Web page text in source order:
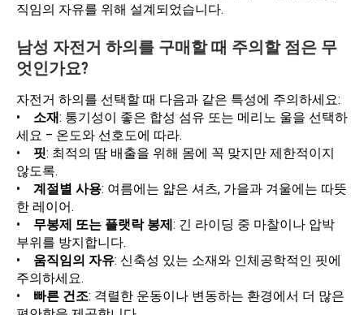
직임의 자유를 위해 설계되었습니다.
남성 자전거 하의를 구매할 때 주의할 점은 무
엇인가요?
자전거 하의를 선택할 때 다음과 같은 특성에 주의하세요:
• 소재: 통기성이 좋은 합성 섬유 또는 메리노 울을 선택하
세요 – 온도와 선호도에 따라.
• 핏: 최적의 땀 배출을 위해 몸에 꼭 맞지만 제한적이지
않도록.
• 계절별 사용: 여름에는 얇은 셔츠, 가을과 겨울에는 따뜻
한 레이어.
•
무봉제 또는 플랫락 봉제: 긴 라이딩 중 마찰이나 압박
부위를 방지합니다.
• 움직임의 자유: 신축성 있는 소재와 인체공학적인 핏에
주의하세요.
• 빠른 건조: 격렬한 운동이나 변동하는 환경에서 더 많은